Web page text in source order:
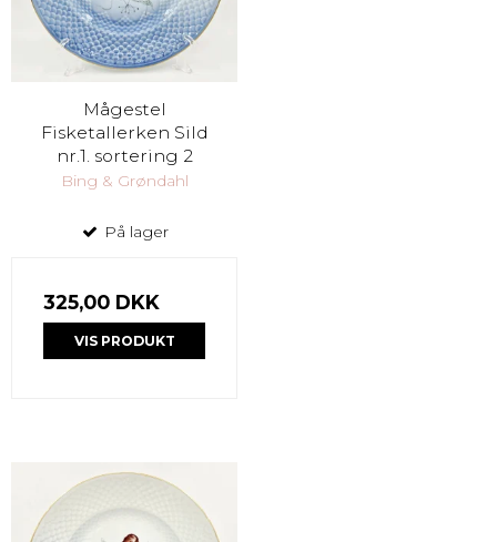
Mågestel
Fisketallerken Sild
nr.1. sortering 2
Bing & Grøndahl
På lager
325,00 DKK
VIS PRODUKT